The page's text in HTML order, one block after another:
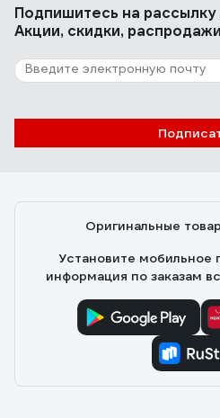
Подпишитесь на рассылку
Акции, скидки,
Оригинальные
Установите мобильное
информация по заказам